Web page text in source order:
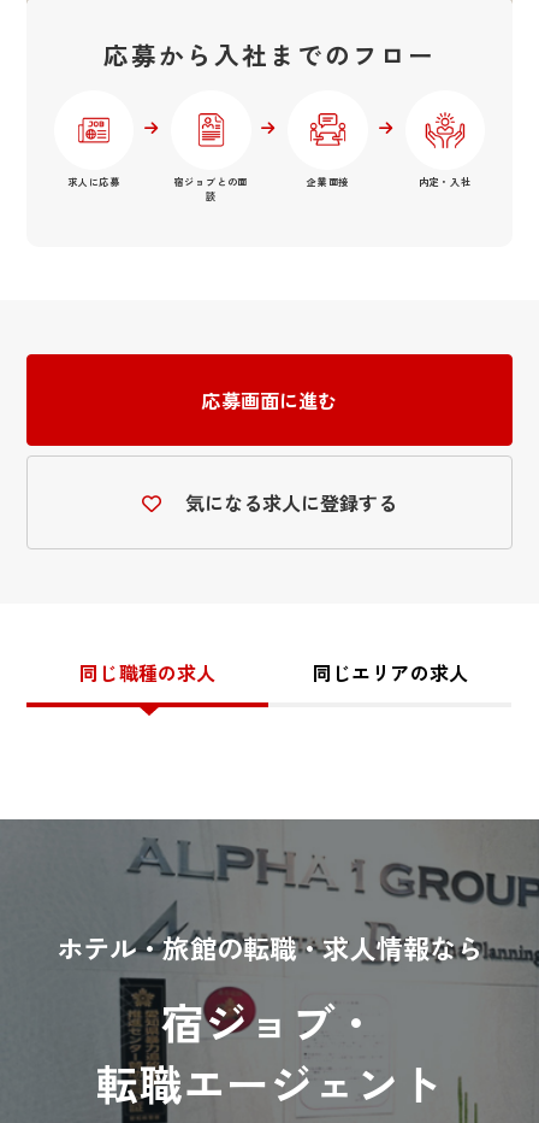
応募から入社までのフロー
求人に応募
宿ジョブとの面
談
企業面接 内定・入社
応募画面に進む
気になる求人に登録する
同じ職種の求人 同じエリアの求人
ホテル・旅館の転職・求人情報なら
宿ジョブ・
転職エージェント